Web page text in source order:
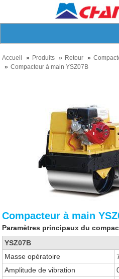
Accueil Produits Retour
Compacteur à main YSZ07B
Compacteur à main
Paramètres principaux du
YSZ07B
Masse opératoire
Amplitude de vibration